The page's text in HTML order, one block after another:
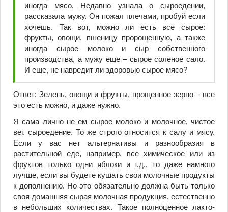
иногда мясо. Недавно узнала о сыроедении,
рассказала мужу. Он пожал плечами, пробуй если
хочешь. Так вот, можно ли есть все сырое:
фрукты, овощи, пшеницу пророщенную, а также
иногда сырое молоко и сыр собственного
производства, а мужу еще – сырое соленое сало.
И еще, не навредит ли здоровью сырое мясо?
Ответ: Зелень, овощи и фрукты, прощенное зерно – все
это есть можно, и даже нужно.
Я сама лично не ем сырое молоко и молочное, чистое
вег. сыроедение. То же строго относится к салу и мясу.
Если у вас нет альтернативы и разнообразия в
растительной еде, например, все химическое или из
фруктов только одни яблоки и т.д., то даже намного
лучше, если вы будете кушать свои молочные продукты
к дополнению. Но это обязательно должна быть только
своя домашняя сырая молочная продукция, естественно
в небольших количествах. Такое полноценное лакто-